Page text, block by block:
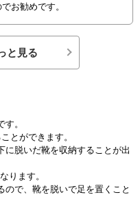
お勧めです。
と見る
。
とができます。
に脱いだ靴を収納することが出
ります。
で、靴を脱いで足を置くこと